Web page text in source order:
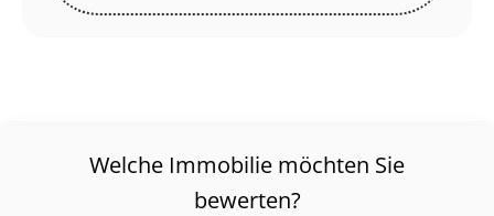
Welche Immobilie möchten Sie
bewerten?